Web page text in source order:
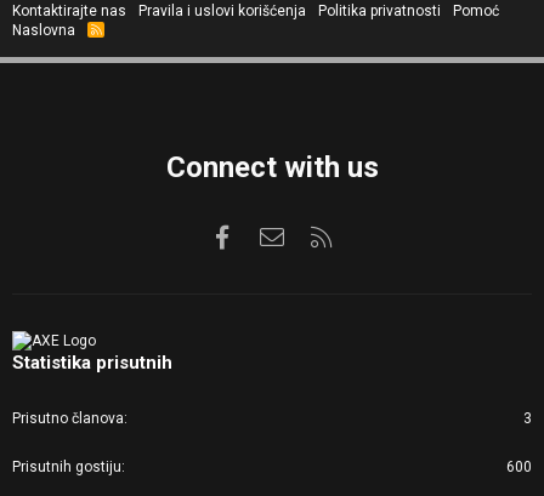
Kontaktirajte nas
Pravila i uslovi korišćenja Politika privatnosti
Pomoć
Naslovna
R
S
Connect with us
FacebookKontaktirajte nas
Statistika prisutnih
Prisutno članova 3
Prisutnih gostiju 600